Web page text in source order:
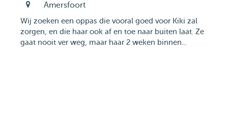
Amersfoort
Wij zoeken een oppas die vooral goed voor Kiki zal
zorgen, en die haar ook af en toe naar buiten laat. Ze
gaat nooit ver weg, maar haar 2 weken binnen...